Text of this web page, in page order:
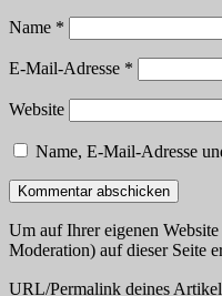
Name *
E-Mail-Adresse *
Website
Name, E-Mail-Adresse
Um auf Ihrer eigenen
Moderation) auf dieser Seite
URL/Permalink deines